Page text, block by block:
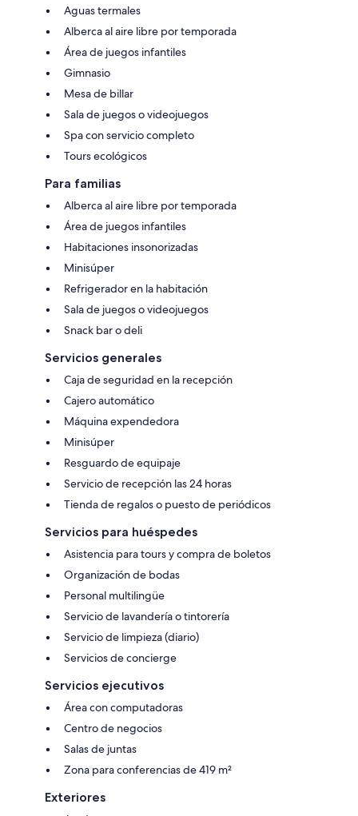
Aguas termales
Alberca al aire libre por temporada
Área de juegos infantiles
Gimnasio
Mesa de billar
Sala de juegos o videojuegos
Spa con servicio completo
Tours ecológicos
Para familias
Alberca al aire libre por temporada
Área de juegos infantiles
Habitaciones insonorizadas
Minisúper
Refrigerador en la habitación
Sala de juegos o videojuegos
Snack bar o deli
Servicios generales
Caja de seguridad en la recepción
Cajero automático
Máquina expendedora
Minisúper
Resguardo de equipaje
Servicio de recepción las 24 horas
Tienda de regalos o puesto de periódicos
Servicios para huéspedes
Asistencia para tours y compra de boletos
Organización de bodas
Personal multilingüe
Servicio de lavandería o tintorería
Servicio de limpieza (diario)
Servicios de concierge
Servicios ejecutivos
Área con computadoras
Centro de negocios
Salas de juntas
Zona para conferencias de 419 m²
Exteriores